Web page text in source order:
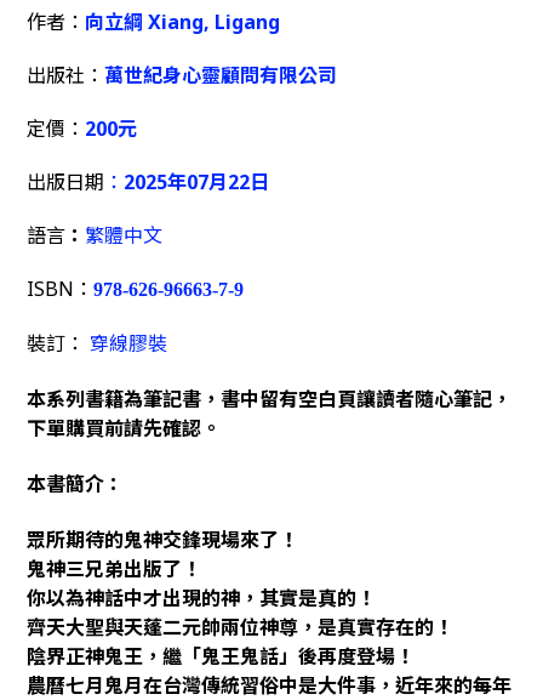
作者： 向立綱 Xiang, Ligang
出版社： 萬世紀身心靈顧問有限公司
定價： 200元
出版日期 ： 2025年07月22日
語言 ： 繁體中文
ISBN： 978-626-96663-7-9
裝訂： 穿線膠裝
本系列書籍為筆記書，書中留有空白頁讓讀者隨心筆記，
下單購買前請先確認。
本書簡介：
眾所期待的鬼神交鋒現場來了！
鬼神三兄弟出版了！
你以為神話中才出現的神，其實是真的！
齊天大聖與天蓬二元帥兩位神尊，是真實存在的！
陰界正神鬼王，繼「鬼王鬼話」後再度登場！
農曆七月鬼月在台灣傳統習俗中是大件事，近年來的每年